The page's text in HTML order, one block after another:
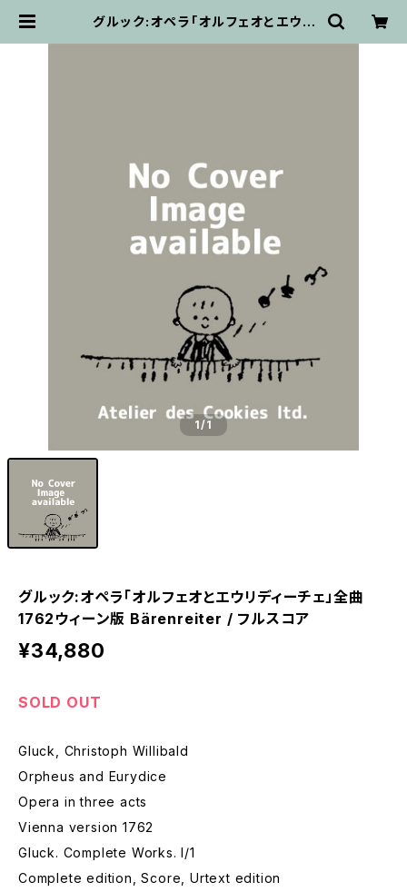
グルック:オペラ「オルフェオとエウリ
1/1
グルック:オペラ「オルフェオとエウリディーチェ」全曲
1762ウィーン版 Bärenreiter / フルスコア
¥34,880
SOLD OUT
Gluck, Christoph Willibald
Orpheus and Eurydice
Opera in three acts
Vienna version 1762
Gluck. Complete Works. I/1
Complete edition, Score, Urtext edition